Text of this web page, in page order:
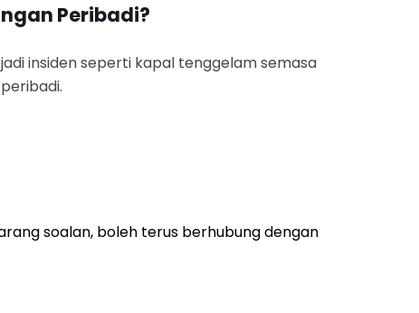
Peribadi?
insiden seperti kapal tenggelam semasa
soalan, boleh terus berhubung dengan